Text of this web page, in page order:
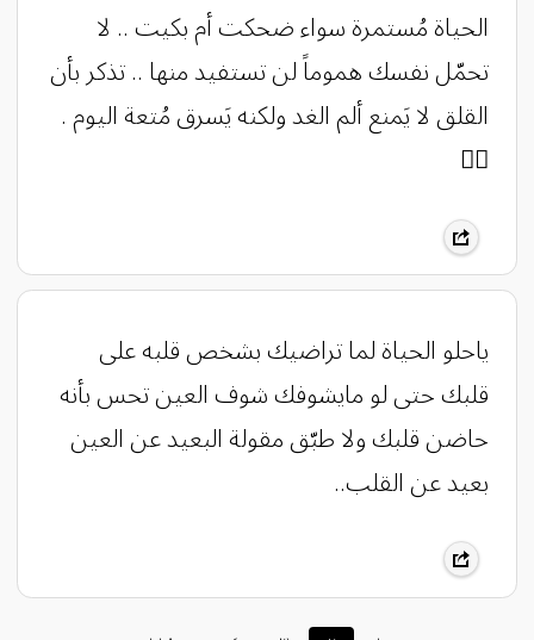
الحياة مُستمرة سواء ضحكت أم بكيت .. لا
تحمّل نفسك هموماً لن تستفيد منها .. تذكر بأن
القلق لا يَمنع ألم الغد ولكنه يَسرق مُتعة اليوم .
👌🏼
ياحلو الحياة لما تراضيك بشخص قلبه على
قلبك حتى لو مايشوفك شوف العين تحس بأنه
حاضن قلبك ولا طبّق مقولة البعيد عن العين
بعيد عن القلب..